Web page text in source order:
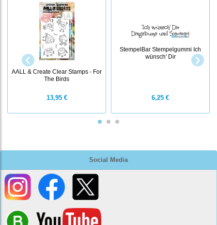
Social Media
AALL & Create Clear Stamps - For
The Birds
13,95 €
StempelBar Stempelgummi Ich
wünsch' Dir
6,25 €